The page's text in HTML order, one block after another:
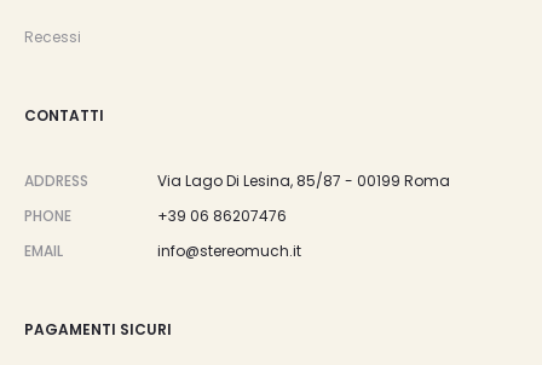
Recessi
CONTATTI
ADDRESS
Via Lago Di Lesina, 85/87 - 00199 Roma
PHONE
+39 06 86207476
EMAIL
info@stereomuch.it
PAGAMENTI SICURI